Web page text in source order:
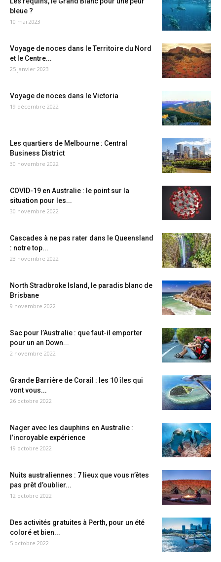
bleue ?
10 mai 2023
Voyage de noces dans le Territoire du Nord
et le Centre...
25 janvier 2023
Voyage de noces dans le Victoria
19 décembre 2022
Les quartiers de Melbourne : Central
Business District
30 novembre 2022
COVID-19 en Australie : le point sur la
situation pour les...
30 novembre 2022
Cascades à ne pas rater dans le Queensland
: notre top...
23 novembre 2022
North Stradbroke Island, le paradis blanc de
Brisbane
9 novembre 2022
Sac pour l’Australie : que faut-il emporter
pour un an Down...
2 novembre 2022
Grande Barrière de Corail : les 10 îles qui
vont vous...
26 octobre 2022
Nager avec les dauphins en Australie :
l’incroyable expérience
19 octobre 2022
Nuits australiennes : 7 lieux que vous n’êtes
pas prêt d’oublier...
12 octobre 2022
Des activités gratuites à Perth, pour un été
coloré et bien...
5 octobre 2022